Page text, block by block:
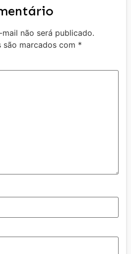
não será publicado.
marcados com *